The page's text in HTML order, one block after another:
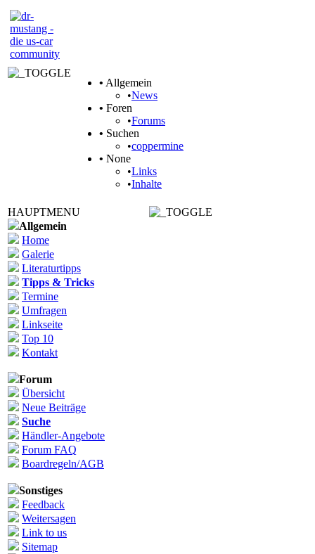
• Allgemein
•News
• Foren
•Forums
• Suchen
•coppermine
• None
•Links
•Inhalte
HAUPTMENU
Allgemein
Home
Galerie
Literaturtipps
Tipps & Tricks
Termine
Umfragen
Linkseite
Top 10
Kontakt
Forum
Übersicht
Neue Beiträge
Suche
Händler-Angebote
Forum FAQ
Boardregeln/AGB
Sonstiges
Feedback
Weitersagen
Link to us
Sitemap